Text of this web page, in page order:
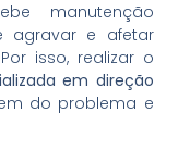
manutenção
agravar e afetar
isso, realizar o
em direção
do problema e